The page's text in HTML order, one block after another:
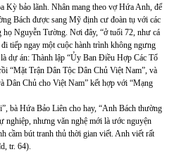
Kỳ bảo lãnh. Nhân mang theo vợ Hứa Anh, để
Bách được sang Mỹ định cư đoàn tụ với các
họ Nguyễn Tường. Nơi đây, “ở tuổi 72, như cá
tiếp ngay một cuộc hành trình không ngưng
dự án: Thành lập “Ủy Ban Điều Hợp Các Tổ
“Mặt Trận Dân Tộc Dân Chủ Việt Nam”, và
Dân Chủ cho Việt Nam” kết hợp với “Mạng
bà Hứa Bảo Liên cho hay, “Anh Bách thường
nghiệp, nhưng văn nghệ mới là ước nguyện
cầm bút tranh thủ thời gian viết. Anh viết rất
tr. 64).